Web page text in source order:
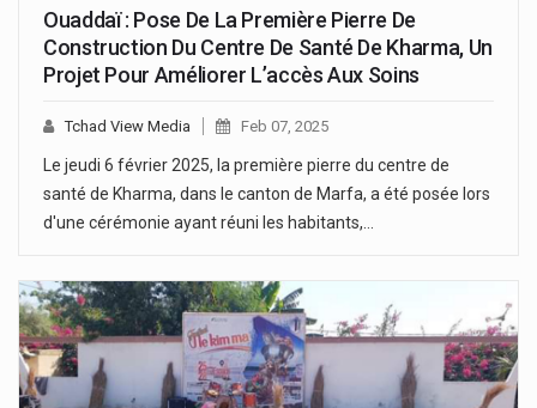
Ouaddaï : Pose De La Première Pierre De
Construction Du Centre De Santé De Kharma, Un
Projet Pour Améliorer L’accès Aux Soins
Tchad View Media Feb 07, 2025
Le jeudi 6 février 2025, la première pierre du centre de
santé de Kharma, dans le canton de Marfa, a été posée lors
d'une cérémonie ayant réuni les habitants,…